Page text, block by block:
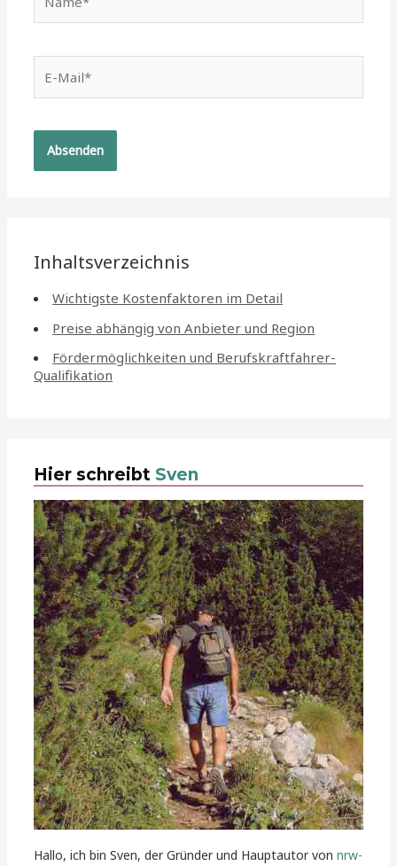
Mail*
Inhaltsverzeichnis
Wichtigste Kostenfaktoren im Detail
Preise abhängig von Anbieter und Region
Fördermöglichkeiten und Berufskraftfahrer-
Qualifikation
Hier schreibt Sven
Hallo, ich bin Sven, der Gründer und Hauptautor vonnrw-